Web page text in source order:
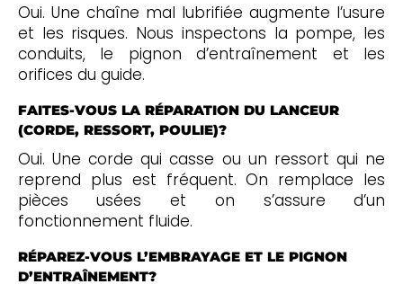
Oui. Une chaîne mal lubrifiée augmente l’usure
et les risques. Nous inspectons la pompe, les
conduits, le pignon d’entraînement et les
orifices du guide.
FAITES-VOUS LA RÉPARATION DU LANCEUR
(CORDE, RESSORT, POULIE)?
Oui. Une corde qui casse ou un ressort qui ne
reprend plus est fréquent. On remplace les
pièces usées et on s’assure d’un
fonctionnement fluide.
RÉPAREZ-VOUS L’EMBRAYAGE ET LE PIGNON
D’ENTRAÎNEMENT?